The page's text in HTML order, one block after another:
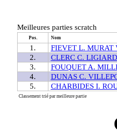
Meilleures parties scratch
Pos. Nom
1. FIEVET L. MURAT
2.
CLERC C.
3.
FOUQUET A.
4.
DUNAS C.
5.
CHARBIDES I.
Classement trié par meilleure partie